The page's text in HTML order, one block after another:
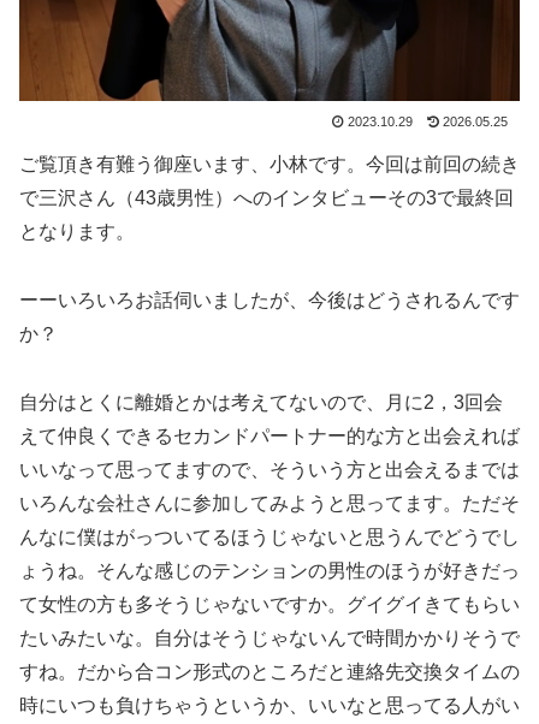
2023.10.29 2026.05.25
ご覧頂き有難う御座います、小林です。今回は前回の続き
で三沢さん（43歳男性）へのインタビューその3で最終回
となります。
ーーいろいろお話伺いましたが、今後はどうされるんです
か？
自分はとくに離婚とかは考えてないので、月に2，3回会
えて仲良くできるセカンドパートナー的な方と出会えれば
いいなって思ってますので、そういう方と出会えるまでは
いろんな会社さんに参加してみようと思ってます。ただそ
んなに僕はがっついてるほうじゃないと思うんでどうでし
ょうね。そんな感じのテンションの男性のほうが好きだっ
て女性の方も多そうじゃないですか。グイグイきてもらい
たいみたいな。自分はそうじゃないんで時間かかりそうで
すね。だから合コン形式のところだと連絡先交換タイムの
時にいつも負けちゃうというか、いいなと思ってる人がい